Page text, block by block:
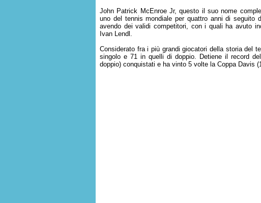
John Patrick McEnroe Jr, questo il suo nome
uno del tennis mondiale per quattro anni di seguito
avendo dei validi competitori, con i quali ha avuto
Ivan Lendl.
Considerato fra i più grandi giocatori della storia del
singolo e 71 in quelli di doppio. Detiene il record
doppio) conquistati e ha vinto 5 volte la Coppa Davis